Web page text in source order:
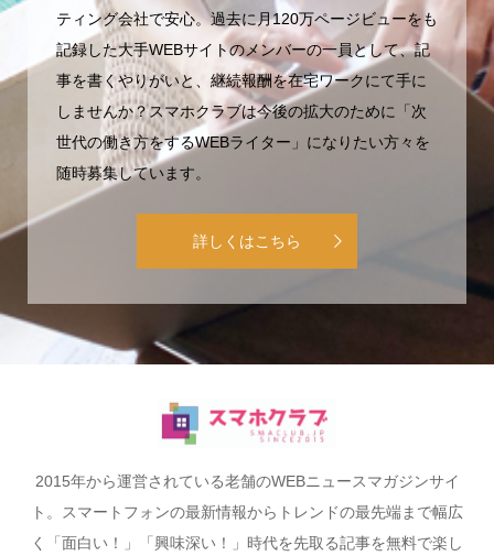
ティング会社で安心。過去に月120万ページビューをも
記録した大手WEBサイトのメンバーの一員として、記
事を書くやりがいと、継続報酬を在宅ワークにて手に
しませんか？スマホクラブは今後の拡大のために「次
世代の働き方をするWEBライター」になりたい方々を
随時募集しています。
詳しくはこちら
2015年から運営されている老舗のWEBニュースマガジンサイ
ト。スマートフォンの最新情報からトレンドの最先端まで幅広
く「面白い！」「興味深い！」時代を先取る記事を無料で楽し